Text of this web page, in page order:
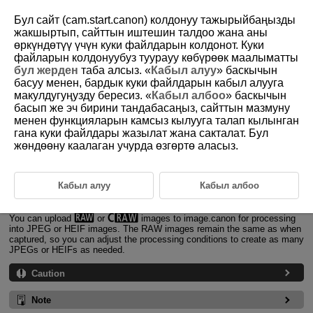
D185-153
Cloud RAW Image Processing
Checking Processing Capacity
Adding Images to Process
Checking/Removing Selected Images
You can upload or
images to image.canon for processing
into JPEG or HEIF images. The RAW images remain the same as when
captured, so you can adjust the processing conditions to create as many
JPEGs or HEIFs as needed.
Caution
Note
Бул сайт (cam.start.canon) колдонуу тажырыйбаңызды
жакшыртып, сайттын иштешин талдоо жана аны
өркүндөтүү үчүн куки файлдарын колдонот. Куки
файларын колдонуубуз туурауу көбүрөөк маалыматты
бул жерден таба алсыз. «Кабыл алуу» баскычын
басуу менен, бардык куки файлдарын кабыл алууга
макулдугуңузду бересиз. «Кабыл албоо» баскычын
басып же эч бирини тандабасаңыз, сайттын мазмуну
менен функцияларын камсыз кылууга талап кылынган
гана куки файлдары жазылат жана сакталат. Бул
жөндөөну каалаган учурда өзгөртө аласыз.
Кабыл алуу Кабыл албоо